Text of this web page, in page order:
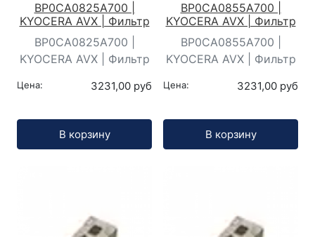
BP0CA0825A700 |
KYOCERA AVX | Фильтр
BP0CA0825A700 |
KYOCERA AVX | Фильтр
Цена: 3231,00 руб
В корзину
BP0CA0855A700 |
KYOCERA AVX | Фильтр
BP0CA0855A700 |
KYOCERA AVX | Фильтр
Цена: 3231,00 руб
В корзину